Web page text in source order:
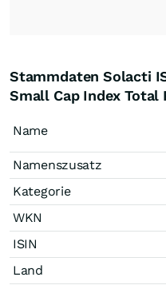
Stammdaten Solacti
Small Cap Index Total
Name
Namenszusatz
Kategorie
WKN
ISIN
Land